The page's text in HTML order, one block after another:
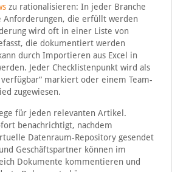
zu rationalisieren: In jeder Branche
Anforderungen, die erfüllt werden
wird oft in einer Liste von
die dokumentiert werden
durch Importieren aus Excel in
Jeder Checklistenpunkt wird als
markiert oder einem Team-
zugewiesen.
für jeden relevanten Artikel.
benachrichtigt, nachdem
Datenraum-Repository gesendet
Geschäftspartner können im
Dokumente kommentieren und